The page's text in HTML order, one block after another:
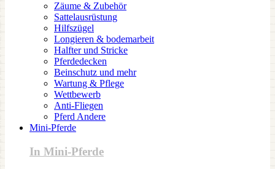
Zäume & Zubehör
Sattelausrüstung
Hilfszügel
Longieren & bodemarbeit
Halfter und Stricke
Pferdedecken
Beinschutz und mehr
Wartung & Pflege
Wettbewerb
Anti-Fliegen
Pferd Andere
Mini-Pferde
In Mini-Pferde